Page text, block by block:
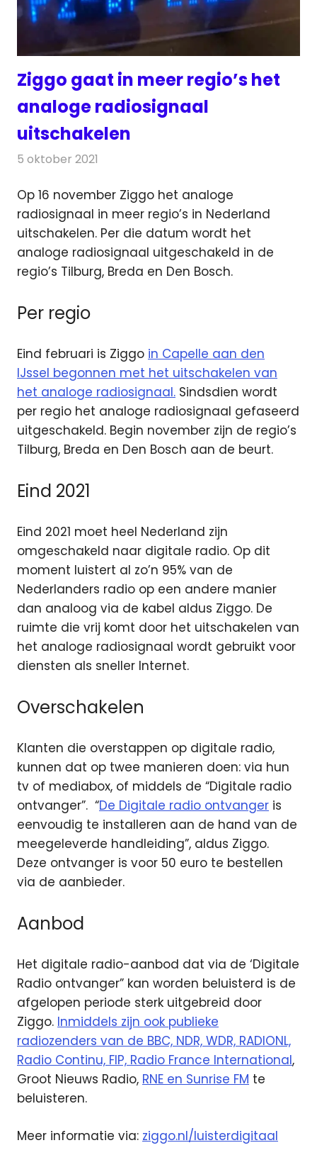
Ziggo gaat in meer regio’s het
analoge radiosignaal
uitschakelen
5 oktober 2021
Op 16 november Ziggo het analoge
radiosignaal in meer regio’s in Nederland
uitschakelen. Per die datum wordt het
analoge radiosignaal uitgeschakeld in de
regio’s Tilburg, Breda en Den Bosch.
Per regio
Eind februari is Ziggo in Capelle aan den
IJssel begonnen met het uitschakelen van
het analoge radiosignaal. Sindsdien wordt
per regio het analoge radiosignaal gefaseerd
uitgeschakeld. Begin november zijn de regio’s
Tilburg, Breda en Den Bosch aan de beurt.
Eind 2021
Eind 2021 moet heel Nederland zijn
omgeschakeld naar digitale radio. Op dit
moment luistert al zo’n 95% van de
Nederlanders radio op een andere manier
dan analoog via de kabel aldus Ziggo. De
ruimte die vrij komt door het uitschakelen van
het analoge radiosignaal wordt gebruikt voor
diensten als sneller Internet.
Overschakelen
Klanten die overstappen op digitale radio,
kunnen dat op twee manieren doen: via hun
tv of mediabox, of middels de “Digitale radio
ontvanger”. “De Digitale radio ontvanger is
eenvoudig te installeren aan de hand van de
meegeleverde handleiding”, aldus Ziggo.
Deze ontvanger is voor 50 euro te bestellen
via de aanbieder.
Aanbod
Het digitale radio-aanbod dat via de ‘Digitale
Radio ontvanger” kan worden beluisterd is de
afgelopen periode sterk uitgebreid door
Ziggo. Inmiddels zijn ook publieke
radiozenders van de BBC, NDR, WDR, RADIONL,
Radio Continu, FIP, Radio France International,
Groot Nieuws Radio, RNE en Sunrise FM te
beluisteren.
Meer informatie via: ziggo.nl/luisterdigitaal